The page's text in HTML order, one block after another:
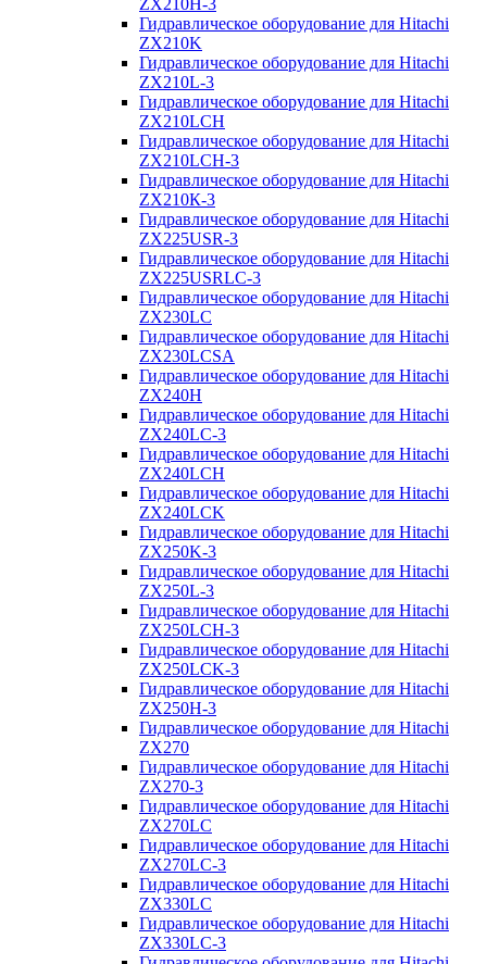
ZX210H-3
Гидравлическое оборудование для Hitachi
ZX210K
Гидравлическое оборудование для Hitachi
ZX210L-3
Гидравлическое оборудование для Hitachi
ZX210LCH
Гидравлическое оборудование для Hitachi
ZX210LCH-3
Гидравлическое оборудование для Hitachi
ZX210К-3
Гидравлическое оборудование для Hitachi
ZX225USR-3
Гидравлическое оборудование для Hitachi
ZX225USRLC-3
Гидравлическое оборудование для Hitachi
ZX230LC
Гидравлическое оборудование для Hitachi
ZX230LCSA
Гидравлическое оборудование для Hitachi
ZX240H
Гидравлическое оборудование для Hitachi
ZX240LC-3
Гидравлическое оборудование для Hitachi
ZX240LCH
Гидравлическое оборудование для Hitachi
ZX240LCK
Гидравлическое оборудование для Hitachi
ZX250K-3
Гидравлическое оборудование для Hitachi
ZX250L-3
Гидравлическое оборудование для Hitachi
ZX250LCH-3
Гидравлическое оборудование для Hitachi
ZX250LCK-3
Гидравлическое оборудование для Hitachi
ZX250Н-3
Гидравлическое оборудование для Hitachi
ZX270
Гидравлическое оборудование для Hitachi
ZX270-3
Гидравлическое оборудование для Hitachi
ZX270LC
Гидравлическое оборудование для Hitachi
ZX270LC-3
Гидравлическое оборудование для Hitachi
ZX330LC
Гидравлическое оборудование для Hitachi
ZX330LC-3